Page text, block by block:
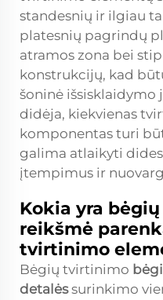
standesnių ir ilgiau
platesnių pagrindų
atramos zona bei
konstrukcijų, kad
šoninė išsisklaidymo
didėja, kiekvienas
komponentas turi
galima atlaikyti
įtempimus ir
Kokia yra
reikšmė
tvirtinimo
Bėgių tvirtinimo
detalėssurinkimo